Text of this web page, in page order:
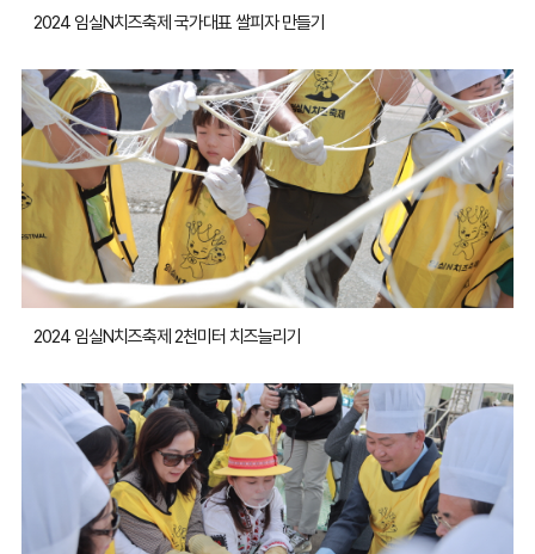
2024 임실N치즈축제 국가대표 쌀피자 만들기
2024 임실N치즈축제 2천미터 치즈늘리기